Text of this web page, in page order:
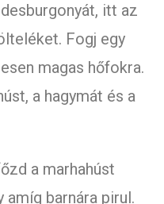
itt az
Fogj egy
magas hőfokra.
a hagymát és a
a marhahúst
amíg barnára pirul.